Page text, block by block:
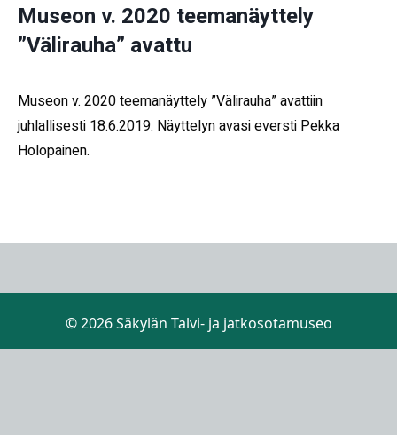
Museon v. 2020 teemanäyttely
”Välirauha” avattu
Museon v. 2020 teemanäyttely ”Välirauha” avattiin
juhlallisesti 18.6.2019. Näyttelyn avasi eversti Pekka
Holopainen.
© 2026 Säkylän Talvi- ja jatkosotamuseo